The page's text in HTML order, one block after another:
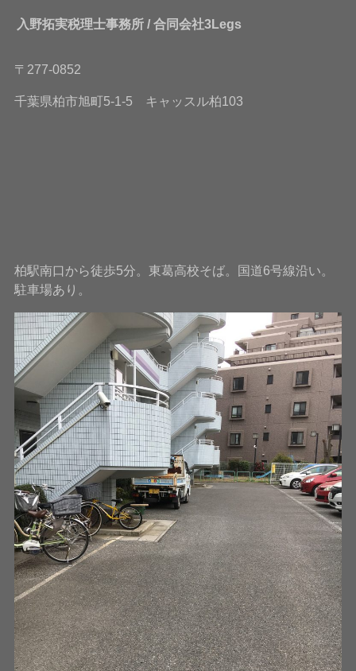
入野拓実税理士事務所 / 合同会社3Legs
〒277-0852
千葉県柏市旭町5-1-5 キャッスル柏103
柏駅南口から徒歩5分。東葛高校そば。国道6号線沿い。
駐車場あり。